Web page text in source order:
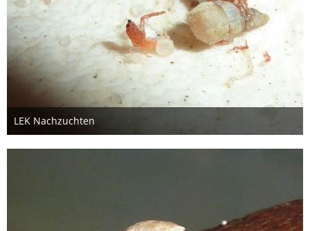
LEK Nachzuchten
26. Oktober 2012